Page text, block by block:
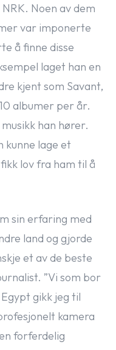
Noen av dem
var imponerte
å finne disse
laget han en
kjent som Savant,
albumer per år.
han hører.
kunne lage et
lov fra ham til å
sin erfaring med
land og gjorde
et av de beste
”Vi som bor
gikk jeg til
kamera
forferdelig